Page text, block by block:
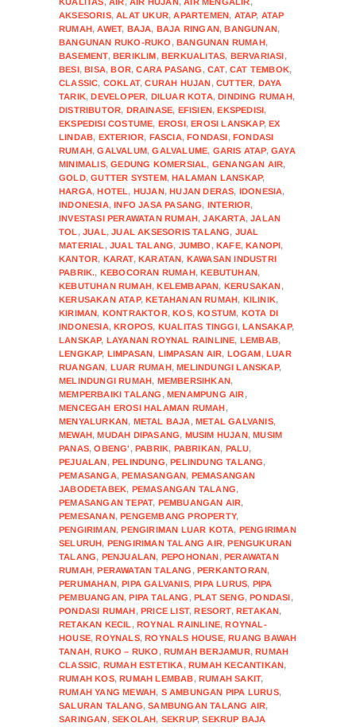
AKSESORIS,ALAT UKUR,APARTEMEN, ATAP, ATAP
RUMAH,AWET, BAJA, BAJA RINGAN,BANGUNAN,
BANGUNAN RUKO-RUKO ,BANGUNAN RUMAH,
BASEMENT,BERIKLIM,BERKUALITAS, BERVARIASI,
BESI,BISA,BOR,CARA PASANG ,CAT,CAT TEMBOK,
CLASSIC, COKLAT,CURAH HUJAN,CUTTER, DAYA
TARIK,DEVELOPER, DILUAR KOTA,DINDING RUMAH,
DISTRIBUTOR, DRAINASE, EFISIEN,EKSPEDISI,
EKSPEDISI COSTUME, EROSI,EROSI LANSKAP,EX
LINDAB, EXTERIOR, FASCIA,FONDASI,FONDASI
RUMAH,GALVALUM,GALVALUME, GARIS ATAP,GAYA
MINIMALIS,GEDUNG KOMERSIAL, GENANGAN AIR,
GOLD,GUTTER SYSTEM,HALAMAN LANSKAP,
HARGA,HOTEL, HUJAN,HUJAN DERAS, IDONESIA,
INDONESIA,INFO JASA PASANG, INTERIOR,
INVESTASI PERAWATAN RUMAH,JAKARTA,JALAN
TOL ,JUAL,JUAL AKSESORIS TALANG, JUAL
MATERIAL ,JUAL TALANG, JUMBO ,KAFE,KANOPI,
KANTOR, KARAT,KARATAN, KAWASAN INDUSTRI
PABRIK., KEBOCORAN RUMAH,KEBUTUHAN,
KEBUTUHAN RUMAH,KELEMBAPAN, KERUSAKAN,
KERUSAKAN ATAP,KETAHANAN RUMAH, KILINIK,
KIRIMAN, KONTRAKTOR,KOS,KOSTUM, KOTA DI
INDONESIA,KROPOS, KUALITAS TINGGI,LANSAKAP,
LANSKAP, LAYANAN ROYNAL RAINLINE, LEMBAB,
LENGKAP, LIMPASAN, LIMPASAN AIR, LOGAM,LUAR
RUANGAN, LUAR RUMAH,MELINDUNGI LANSKAP,
MELINDUNGI RUMAH, MEMBERSIHKAN,
MEMPERBAIKI TALANG ,MENAMPUNG AIR,
MENCEGAH EROSI HALAMAN RUMAH,
MENYALURKAN, METAL BAJA,METAL GALVANIS,
MEWAH,MUDAH DIPASANG, MUSIM HUJAN,MUSIM
PANAS,OBENG' ,PABRIK, PABRIKAN, PALU,
PEJUALAN,PELINDUNG,PELINDUNG TALANG,
PEMASANGA,PEMASANGAN, PEMASANGAN
JABODETABEK, PEMASANGAN TALANG,
PEMASANGAN TEPAT, PEMBUANGAN AIR,
PEMESANAN,PENGEMBANG PROPERTY,
PENGIRIMAN,PENGIRIMAN LUAR KOTA, PENGIRIMAN
SELURUH, PENGIRIMAN TALANG AIR,PENGUKURAN
TALANG, PENJUALAN, PEPOHONAN,PERAWATAN
RUMAH,PERAWATAN TALANG ,PERKANTORAN,
PERUMAHAN,PIPA GALVANIS,PIPA LURUS, PIPA
PEMBUANGAN,PIPA TALANG ,PLAT SENG,PONDASI,
PONDASI RUMAH,PRICE LIST,RESORT,RETAKAN,
RETAKAN KECIL ,ROYNAL RAINLINE,ROYNAL-
HOUSE,ROYNALS,ROYNALS HOUSE,RUANG BAWAH
TANAH,RUKO – RUKO ,RUMAH BERJAMUR,RUMAH
CLASSIC, RUMAH ESTETIKA,RUMAH KECANTIKAN,
RUMAH KOS,RUMAH LEMBAB,RUMAH SAKIT,
RUMAH YANG MEWAH, S AMBUNGAN PIPA LURUS,
SALURAN TALANG,SAMBUNGAN TALANG AIR,
SARINGAN,SEKOLAH, SEKRUP,SEKRUP BAJA